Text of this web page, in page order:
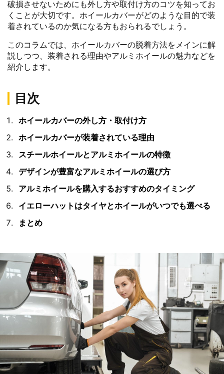
破損させないためにも外し方や取付け方のコツを知ってお
くことが大切です。ホイールカバーがどのような目的で装
着されているのか気になる方もおられるでしょう。
このコラムでは、ホイールカバーの脱着方法をメインに解
説しつつ、装着される理由やアルミホイールの魅力などを
紹介します。
目次
ホイールカバーの外し方・取付け方
ホイールカバーが装着されている理由
スチールホイールとアルミホイールの特徴
デザインが豊富なアルミホイールの選び方
アルミホイールを購入するおすすめのタイミング
イエローハットはタイヤとホイールがいつでも選べる
まとめ